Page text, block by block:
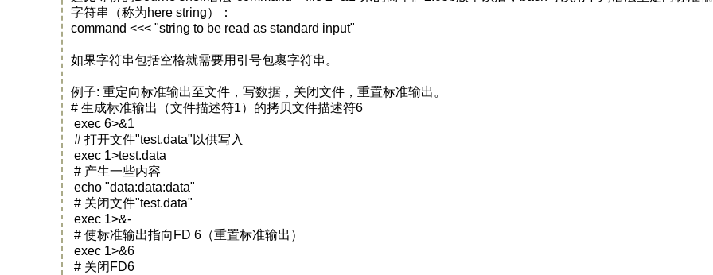
字符串（称为here string）：
command <<< "string to be read as standard input"
如果字符串包括空格就需要用引号包裹字符串。
例子: 重定向标准输出至文件，写数据，关闭文件，重置标准输出。
# 生成标准输出（文件描述符1）的拷贝文件描述符6
exec 6>&1
# 打开文件"test.data"以供写入
exec 1>test.data
# 产生一些内容
echo "data:data:data"
# 关闭文件"test.data"
exec 1>&-
# 使标准输出指向FD 6（重置标准输出）
exec 1>&6
# 关闭FD6